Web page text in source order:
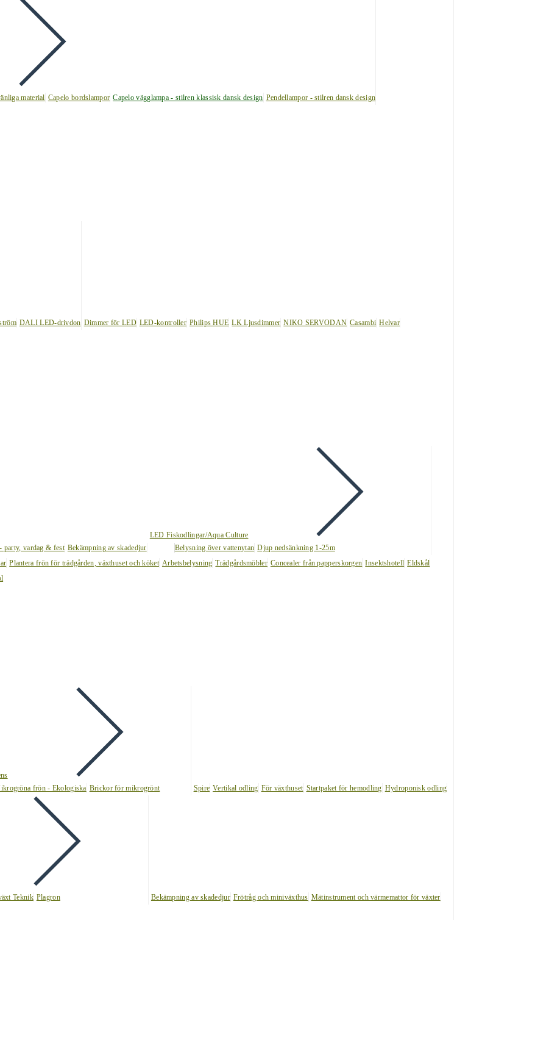
material Capelo bordslampor Capelo vägglampa - stilren klassisk dansk design Pendellampor - stilren dansk design
DALI LED-drivdon Dimmer för LED LED-kontroller Philips HUE LK Ljusdimmer NIKO SERVODAN Casambi Helvar
party, vardag & fest Bekämpning av skadedjur
LED Fiskodlingar/Aqua Culture
Belysning över vattenytan Djup nedsänkning 1-25m
Plantera frön för trädgården, växthuset och köket Arbetsbelysning Trädgårdsmöbler Concealer från papperskorgen Insektshotell Eldskål
frön - Ekologiska Brickor för mikrogrönt Spire Vertikal odling För växthuset Startpaket för hemodling Hydroponisk odling
Teknik Plagron Bekämpning av skadedjur Frötråg och miniväxthus Mätinstrument och värmemattor för växter